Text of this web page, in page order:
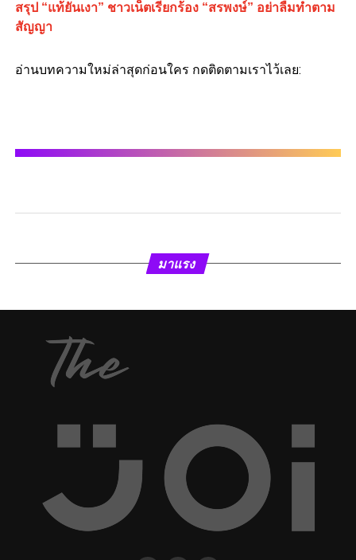
สรุป “แท้ยันเงา” ชาวเน็ตเรียกร้อง “สรพงษ์” อย่าลืมทำตาม
สัญญา
อ่านบทความใหม่ล่าสุดก่อนใคร กดติดตามเราไว้เลย:
มาแรง